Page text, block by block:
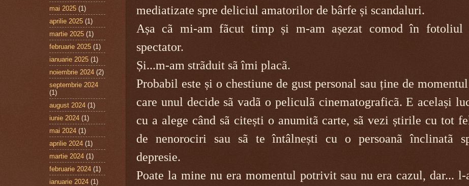
mediatizate spre deliciul amatorilor de bârfe și scandaluri.
Așa cã mi-am fãcut timp și m-am așezat comod în fotoliul
spectator.
Și...m-am strãduit sã îmi placã.
Probabil este și o chestiune de gust personal sau ține de
care unul decide sã vadã o peliculã cinematograficã. E același
cu a alege când sã citești o anumitã carte, sã vezi știrile cu tot
de nenorociri sau sã te întâlnești cu o persoanã înclinatã
depresie.
Poate la mine nu era momentul potrivit sau nu era cazul, dar... l-
mai 2025 (1)
aprilie 2025 (1)
martie 2025 (1)
februarie 2025 (1)
ianuarie 2025 (1)
noiembrie 2024 (2)
septembrie 2024
(1)
august 2024 (1)
iunie 2024 (1)
mai 2024 (1)
aprilie 2024 (1)
martie 2024 (1)
februarie 2024 (1)
ianuarie 2024 (1)